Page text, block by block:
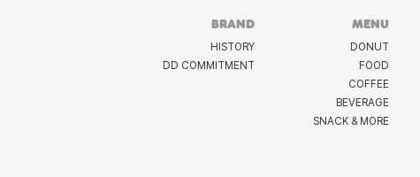
BRAND
HISTORY
DD COMMITMENT
MENU
DONUT
FOOD
COFFEE
BEVERAGE
SNACK & MORE